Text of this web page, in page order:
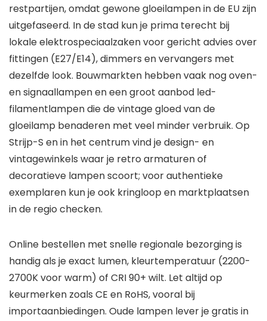
restpartijen, omdat gewone gloeilampen in de EU zijn
uitgefaseerd. In de stad kun je prima terecht bij
lokale elektrospeciaalzaken voor gericht advies over
fittingen (E27/E14), dimmers en vervangers met
dezelfde look. Bouwmarkten hebben vaak nog oven-
en signaallampen en een groot aanbod led-
filamentlampen die de vintage gloed van de
gloeilamp benaderen met veel minder verbruik. Op
Strijp-S en in het centrum vind je design- en
vintagewinkels waar je retro armaturen of
decoratieve lampen scoort; voor authentieke
exemplaren kun je ook kringloop en marktplaatsen
in de regio checken.
Online bestellen met snelle regionale bezorging is
handig als je exact lumen, kleurtemperatuur (2200-
2700K voor warm) of CRI 90+ wilt. Let altijd op
keurmerken zoals CE en RoHS, vooral bij
importaanbiedingen. Oude lampen lever je gratis in